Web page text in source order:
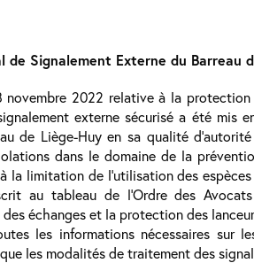
de Signalement Externe du Barreau
2022 relative à la protection
externe sécurisé a été mis
de Liège-Huy en sa qualité
dans le domaine de la
la limitation de l'utilisation des
au tableau de l’Ordre des
échanges et la protection des
les informations nécessaires sur
les modalités de traitement des